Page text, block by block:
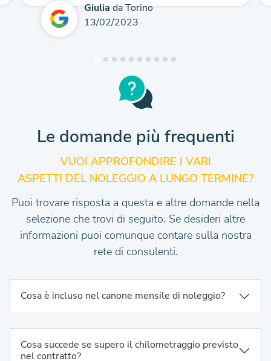
Giuliada Torino
13/02/2023
Le domande più frequenti
VUOI APPROFONDIRE I VARI
ASPETTI DEL NOLEGGIO A LUNGO TERMINE?
Puoi trovare risposta a questa e altre domande nella
selezione che trovi di seguito. Se desideri altre
informazioni puoi comunque contare sulla nostra
rete di consulenti.
Cosa è incluso nel canone mensile di noleggio?
Cosa succede se supero il chilometraggio previsto
nel contratto?